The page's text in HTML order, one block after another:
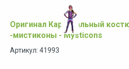
Оригинал Карнавальный
-мистиконы - Mysticons
Артикул: 41993